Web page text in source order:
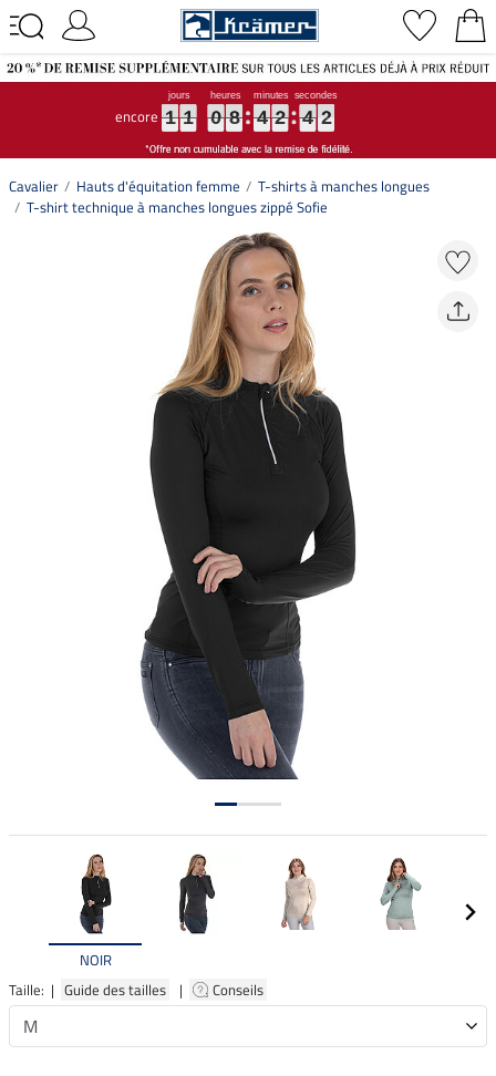
encore 1
1
1
1 1
1
1
1 0
0
0
0 8
8
8
8 4
4
4
4 2
2
2
2 4
4
4
4 1
1
1
1
Cavalier Hauts d'équitation femme
T-shirts à manches longues
T-shirt technique à manches longues zippé Sofie
NOIR
Taille: | Guide des tailles | Conseils